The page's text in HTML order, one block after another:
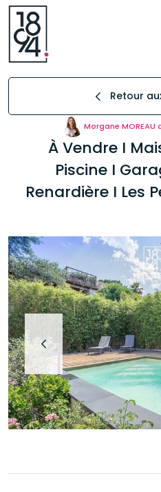
Retour
Morgane MOREAU
À Vendre I
Piscine I
Renardière I Les